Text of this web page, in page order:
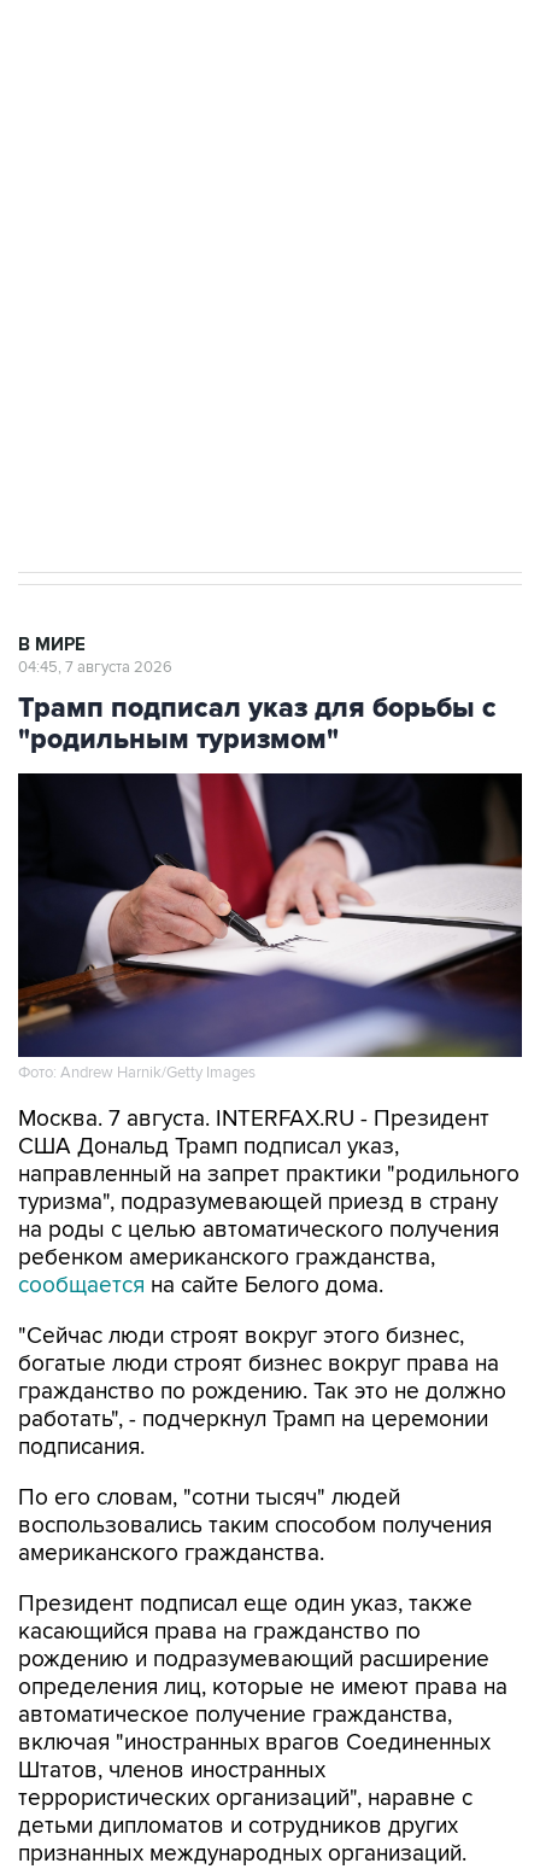
В МИРЕ
04:45, 7 августа 2026
Трамп подписал указ для борьбы с
"родильным туризмом"
Фото: Andrew Harnik/Getty Images
Москва. 7 августа. INTERFAX.RU - Президент
США Дональд Трамп подписал указ,
направленный на запрет практики "родильного
туризма", подразумевающей приезд в страну
на роды с целью автоматического получения
ребенком американского гражданства,
сообщается на сайте Белого дома.
"Сейчас люди строят вокруг этого бизнес,
богатые люди строят бизнес вокруг права на
гражданство по рождению. Так это не должно
работать", - подчеркнул Трамп на церемонии
подписания.
По его словам, "сотни тысяч" людей
воспользовались таким способом получения
американского гражданства.
Президент подписал еще один указ, также
касающийся права на гражданство по
рождению и подразумевающий расширение
определения лиц, которые не имеют права на
автоматическое получение гражданства,
включая "иностранных врагов Соединенных
Штатов, членов иностранных
террористических организаций", наравне с
детьми дипломатов и сотрудников других
признанных международных организаций.